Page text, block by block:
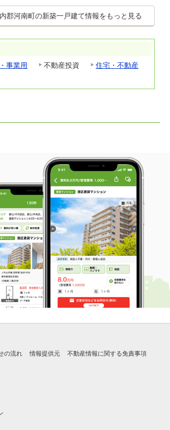
郡河南町の新築一戸建て情報をもっと見る
事業用 不動産投資
住宅・不動産
の流れ 情報提供元 不動産情報に関する免責事項